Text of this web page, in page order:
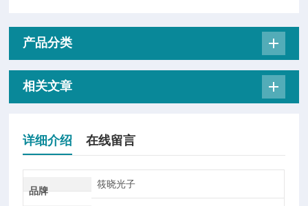
产品分类
相关文章
详细介绍 在线留言
品牌
筱晓光子